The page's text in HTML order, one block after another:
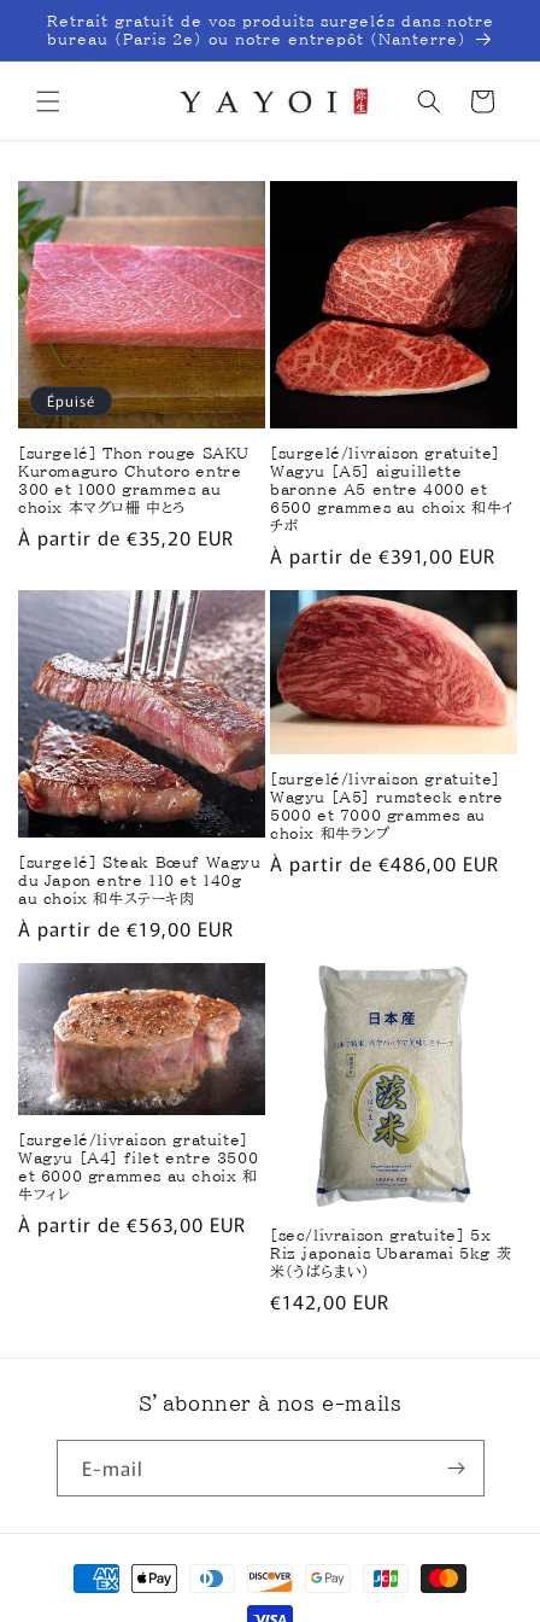
passer
au
contenu
Retrait gratuit de vos produits surgelés dans notre
bureau (Paris 2e) ou notre entrepôt (Nanterre)
Panier
Épuisé
[surgelé] Thon rouge SAKU
Kuromaguro Chutoro entre
300 et 1000 grammes au
choix 本マグロ柵 中とろ
Prix
À partir de €35,20 EUR
[surgelé/livraison gratuite]
Wagyu [A5] aiguillette
baronne A5 entre 4000 et
6500 grammes au choix 和牛イ
チボ
Prix
habituel
À partir de €391,00 EUR
[surgelé] Steak Bœuf Wagyu
du Japon entre 110 et 140g
au choix 和牛ステーキ肉
Prix
habituel
À partir de €19,00 EUR
[surgelé/livraison gratuite]
Wagyu [A5] rumsteck entre
5000 et 7000 grammes au
choix 和牛ランプ
Prix
À partir de €486,00 EUR
[surgelé/livraison gratuite]
Wagyu [A4] filet entre 3500
et 6000 grammes au choix 和
牛フィレ
Prix
À partir de €563,00 EUR
[sec/livraison gratuite] 5x
Riz japonais Ubaramai 5kg 茨
米(うばらまい)
Prix
€142,00 EUR
S’abonner à nos e-mails
E-mail
Moyens